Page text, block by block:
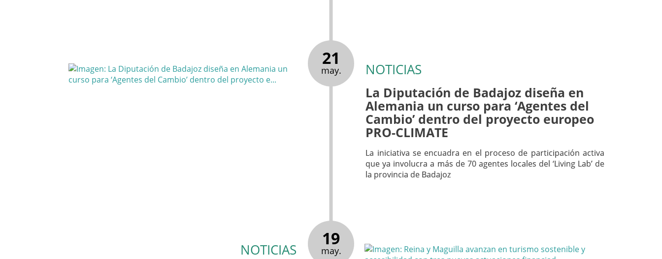
21
may. NOTICIAS
La Diputación de Badajoz diseña en
Alemania un curso para ‘Agentes del
Cambio’ dentro del proyecto europeo
PRO-CLIMATE
La iniciativa se encuadra en el proceso de participación activa
que ya involucra a más de 70 agentes locales del ‘Living Lab’ de
la provincia de Badajoz
19
may.
NOTICIAS